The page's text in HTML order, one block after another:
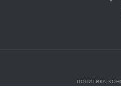
ПОЛИТИКА